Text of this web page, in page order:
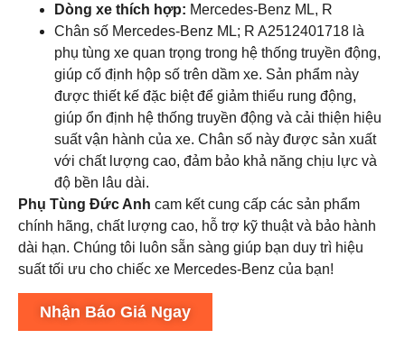
Dòng xe thích hợp: Mercedes-Benz ML, R
Chân số Mercedes-Benz ML; R A2512401718 là
phụ tùng xe quan trọng trong hệ thống truyền động,
giúp cố định hộp số trên dầm xe. Sản phẩm này
được thiết kế đặc biệt để giảm thiểu rung động,
giúp ổn định hệ thống truyền động và cải thiện hiệu
suất vận hành của xe. Chân số này được sản xuất
với chất lượng cao, đảm bảo khả năng chịu lực và
độ bền lâu dài.
Phụ Tùng Đức Anh cam kết cung cấp các sản phẩm
chính hãng, chất lượng cao, hỗ trợ kỹ thuật và bảo hành
dài hạn. Chúng tôi luôn sẵn sàng giúp bạn duy trì hiệu
suất tối ưu cho chiếc xe Mercedes-Benz của bạn!
Nhận Báo Giá Ngay